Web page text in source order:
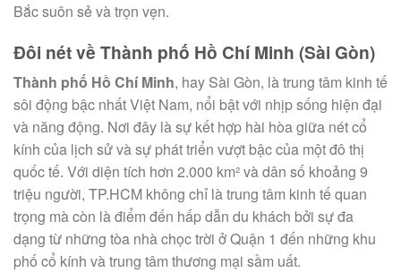
Bắc suôn sẻ và trọn vẹn.
Đôi nét về Thành phố Hồ Chí Minh (Sài Gòn)
Thành phố Hồ Chí Minh, hay Sài Gòn, là trung tâm kinh tế
sôi động bậc nhất Việt Nam, nổi bật với nhịp sống hiện đại
và năng động. Nơi đây là sự kết hợp hài hòa giữa nét cổ
kính của lịch sử và sự phát triển vượt bậc của một đô thị
quốc tế. Với diện tích hơn 2.000 km² và dân số khoảng 9
triệu người, TP.HCM không chỉ là trung tâm kinh tế quan
trọng mà còn là điểm đến hấp dẫn du khách bởi sự đa
dạng từ những tòa nhà chọc trời ở Quận 1 đến những khu
phố cổ kính và trung tâm thương mại sầm uất.